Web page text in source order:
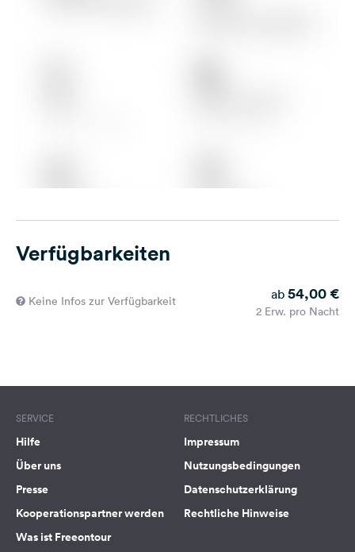
Verfügbarkeiten
Keine Infos zur Verfügbarkeit ab 54,00 €
2 Erw. pro Nacht
SERVICE
Hilfe
Über uns
Presse
Kooperationspartner werden
Was ist Freeontour
RECHTLICHES
Impressum
Nutzungsbedingungen
Datenschutzerklärung
Rechtliche Hinweise